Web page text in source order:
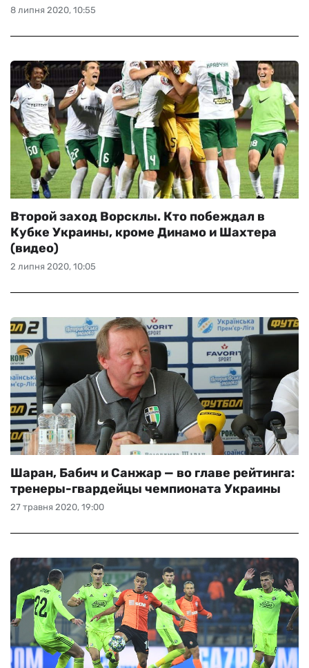
8 липня 2020, 10:55
2 липня 2020, 10:05
Второй заход Ворсклы. Кто побеждал в
Кубке Украины, кроме Динамо и Шахтера
(видео)
27 травня 2020, 19:00
Шаран, Бабич и Санжар — во главе рейтинга:
тренеры-гвардейцы чемпионата Украины